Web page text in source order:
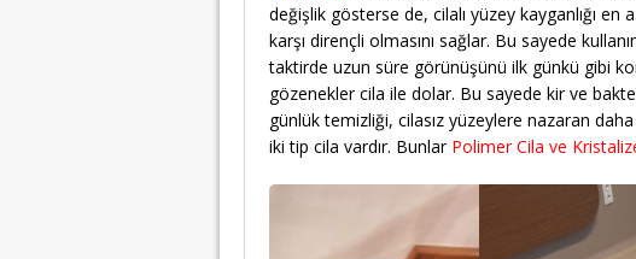
değişlik gösterse de, cilalı yüzey kayganlığı
karşı dirençli olmasını sağlar. Bu sayede
taktirde uzun süre görünüşünü ilk günkü gibi
gözenekler cila ile dolar. Bu sayede kir ve
günlük temizliği, cilasız yüzeylere nazaran
iki tip cila vardır. Bunlar Polimer Cila ve